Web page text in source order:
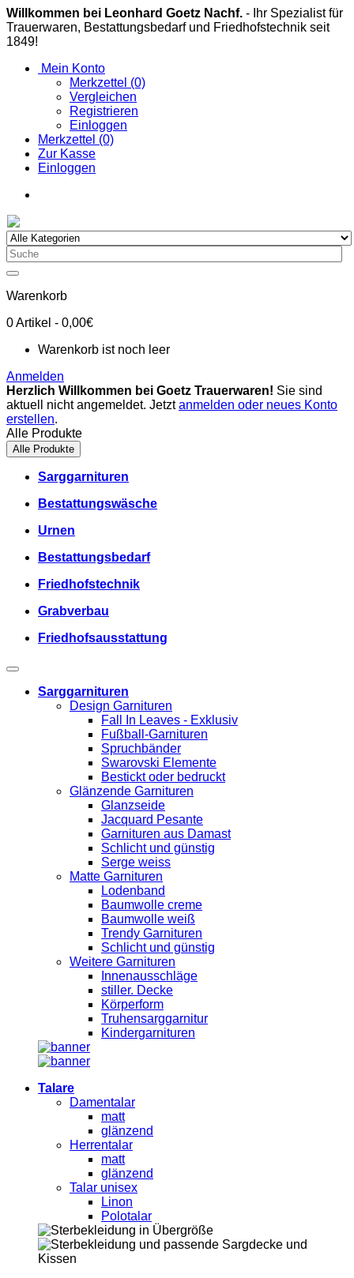
Willkommen bei Leonhard Goetz Nachf. - Ihr Spezialist für
Trauerwaren, Bestattungsbedarf und Friedhofstechnik seit
1849!
Mein Konto
Merkzettel (0)
Vergleichen
Registrieren
Einloggen
Merkzettel (0)
Zur Kasse
Einloggen
Warenkorb
0Artikel - 0,00€
Warenkorb ist noch leer
Anmelden
Herzlich Willkommen bei Goetz Trauerwaren! Sie sind
aktuell nicht angemeldet. Jetztanmelden oder neues Konto
erstellen.
Alle Produkte
Alle Produkte
Sarggarnituren
Bestattungswäsche
Urnen
Bestattungsbedarf
Friedhofstechnik
Grabverbau
Friedhofsausstattung
Sarggarnituren
Design Garnituren
Fall In Leaves - Exklusiv
Fußball-Garnituren
Spruchbänder
Swarovski Elemente
Bestickt oder bedruckt
Glänzende Garnituren
Glanzseide
Jacquard Pesante
Garnituren aus Damast
Schlicht und günstig
Serge weiss
Matte Garnituren
Lodenband
Baumwolle creme
Baumwolle weiß
Trendy Garnituren
Schlicht und günstig
Weitere Garnituren
Innenausschläge
stiller. Decke
Körperform
Truhensarggarnitur
Kindergarnituren
Talare
Damentalar
matt
glänzend
Herrentalar
matt
glänzend
Talar unisex
Linon
Polotalar